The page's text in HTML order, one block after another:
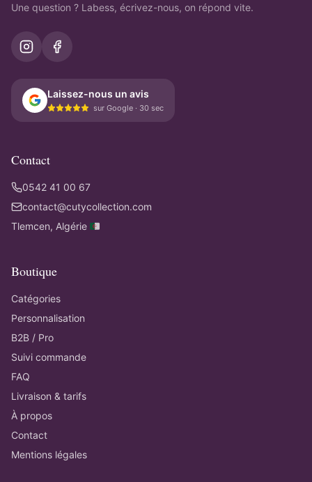
Une question ? Labess, écrivez-nous, on répond vite.
Laissez-nous un avis
sur Google · 30 sec
Contact
0542 41 00 67
contact@cutycollection.com
Tlemcen, Algérie 🇩🇿
Boutique
Catégories
Personnalisation
B2B / Pro
Suivi commande
FAQ
Livraison & tarifs
À propos
Contact
Mentions légales